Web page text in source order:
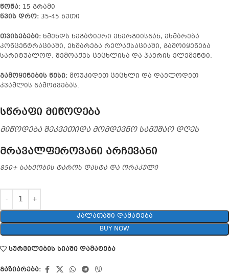
წონა: 15 გრამი
წვის დრო: 35-45 წუთი
თვისებები: წმენდს ნეგატიური ენერგიისგან, ეხმარება
კონცენტრაციაში, ეხმარება რელაქსაციაში, გამოიყენება
სარიტუალოდ, შემოაქვს ცეცხლისა და ჰაერის ელემენტი.
გამოყენების წესი: მოუკიდეთ ცეცხლი და დაელოდეთ
კვამლის გამოშვებას.
სწრაფი მიწოდება
მიწოდება შეკვეთიდა მომდევნო სამუშაო დღეს
მრავალფეროვანი არჩევანი
850+ სახეობის ტაროს დასტა და ორაკული
ᲙᲐᲚᲐᲗᲐᲨᲘ ᲓᲐᲛᲐᲢᲔᲑᲐ
BUY NOW
სურვილების სიაში დამატება
გაზიარება: